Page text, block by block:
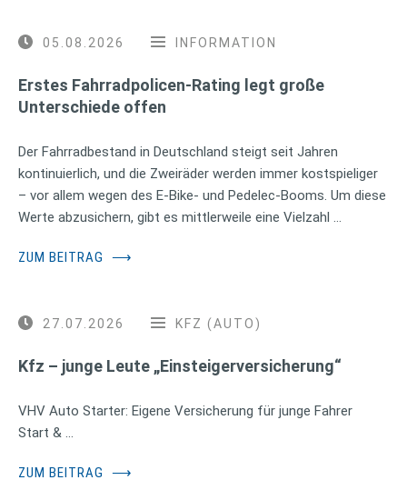
05.08.2026 INFORMATION
Erstes Fahrradpolicen-Rating legt große
Unterschiede offen
Der Fahrradbestand in Deutschland steigt seit Jahren
kontinuierlich, und die Zweiräder werden immer kostspieliger
– vor allem wegen des E-Bike- und Pedelec-Booms. Um diese
Werte abzusichern, gibt es mittlerweile eine Vielzahl …
ZUM BEITRAG ⟶
27.07.2026 KFZ (AUTO)
Kfz – junge Leute „Einsteigerversicherung“
VHV Auto Starter: Eigene Versicherung für junge Fahrer
Start & …
ZUM BEITRAG ⟶